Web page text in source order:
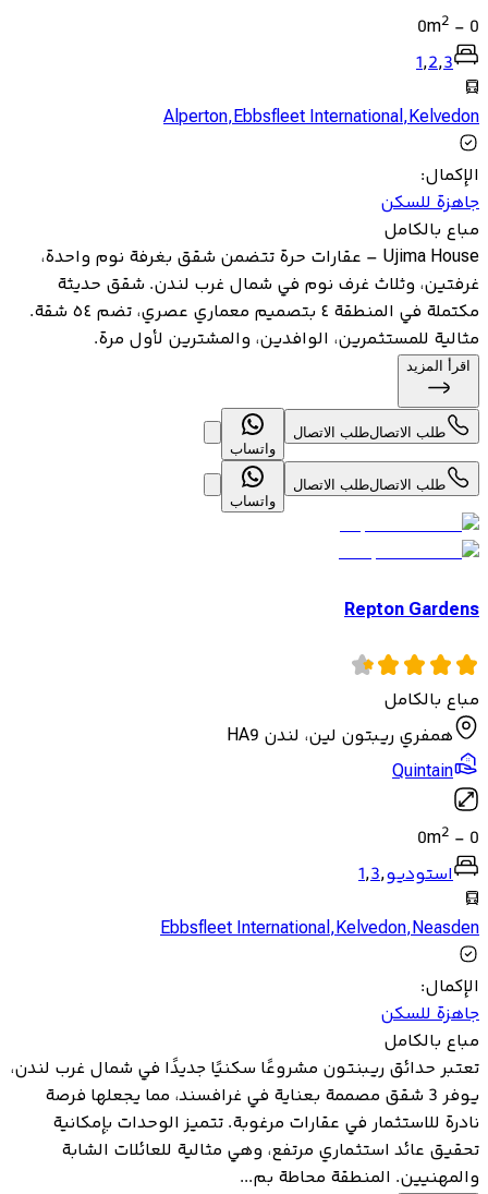
0
-
0m2
1,2,3
Alperton,Ebbsfleet International,Kelvedon
الإكمال:
جاهزة للسكن
مباع بالكامل
Ujima House – عقارات حرة تتضمن شقق بغرفة نوم واحدة،
غرفتين، وثلاث غرف نوم في شمال غرب لندن. شقق حديثة
مكتملة في المنطقة ٤ بتصميم معماري عصري، تضم ٥٤ شقة.
مثالية للمستثمرين، الوافدين، والمشترين لأول مرة.
اقرأ المزيد
طلب الاتصالطلب الاتصال
واتساب
طلب الاتصالطلب الاتصال
واتساب
Repton Gardens
مباع بالكامل
همفري ريبتون لين، لندن HA9
Quintain
0
-
0m2
استوديو,
1,3
Ebbsfleet International,Kelvedon,Neasden
الإكمال:
جاهزة للسكن
مباع بالكامل
تعتبر حدائق ريبنتون مشروعًا سكنيًا جديدًا في شمال غرب لندن،
يوفر 3 شقق مصممة بعناية في غرافسند، مما يجعلها فرصة
نادرة للاستثمار في عقارات مرغوبة. تتميز الوحدات بإمكانية
تحقيق عائد استثماري مرتفع، وهي مثالية للعائلات الشابة
والمهنيين. المنطقة محاطة بم...